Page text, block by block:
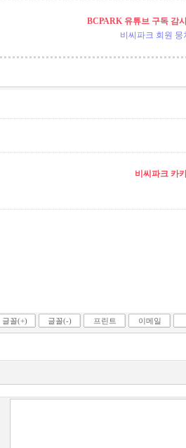
BCPARK 유튜브 구독 감
비씨파크 회원 뭉
비씨파크 카
글꼴(+) 글꼴(-) 프린트 이메일